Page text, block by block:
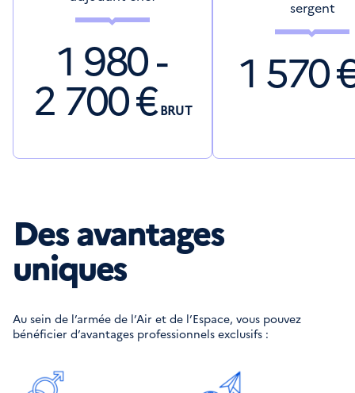
1 980 -
2 700€ BRUT
sergent
1 570
Des avantages
uniques
Au sein de l’armée de l’Air et de l’Espace, vous pouvez
bénéficier d’avantages professionnels exclusifs :